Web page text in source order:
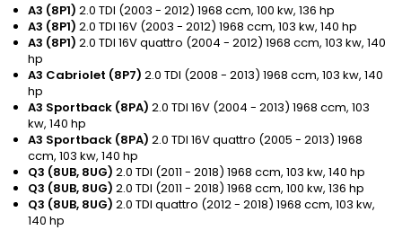
A3 (8P1) 2.0 TDI (2003 - 2012) 1968 ccm, 100 kw, 136 hp
A3 (8P1) 2.0 TDI 16V (2003 - 2012) 1968 ccm, 103 kw, 140 hp
A3 (8P1) 2.0 TDI 16V quattro (2004 - 2012) 1968 ccm, 103 kw, 140
hp
A3 Cabriolet (8P7) 2.0 TDI (2008 - 2013) 1968 ccm, 103 kw, 140
hp
A3 Sportback (8PA) 2.0 TDI 16V (2004 - 2013) 1968 ccm, 103
kw, 140 hp
A3 Sportback (8PA) 2.0 TDI 16V quattro (2005 - 2013) 1968
ccm, 103 kw, 140 hp
Q3 (8UB, 8UG) 2.0 TDI (2011 - 2018) 1968 ccm, 103 kw, 140 hp
Q3 (8UB, 8UG) 2.0 TDI (2011 - 2018) 1968 ccm, 100 kw, 136 hp
Q3 (8UB, 8UG) 2.0 TDI quattro (2012 - 2018) 1968 ccm, 103 kw,
140 hp